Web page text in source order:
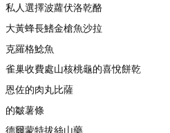
私人選擇波蘿伏洛乾酪
大黃蜂長鰭金槍魚沙拉
克羅格鯰魚
雀巢收費處山核桃龜的喜悅餅乾
恩佐的肉丸比薩
的皺薯條
德爾蒙特拔絲山藥